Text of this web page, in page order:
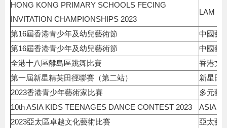
HONG KONG PRIMARY SCHOOLS FECING
INVITATION CHAMPIONSHIPS 2023
LAM
第16屆香港青少年及幼兒藝術節
中國藝
第16屆香港青少年及幼兒藝術節
中國藝
全港十八區離島區跳舞比賽
香港文
第一屆新星精英田徑聯賽（第二站）
新星田
2023香港青少年藝術家比賽
多元藝
10th ASIA KIDS TEENAGES DANCE CONTEST 2023
ASIA
2023亞太區卓越文化藝術比賽
亞太藝